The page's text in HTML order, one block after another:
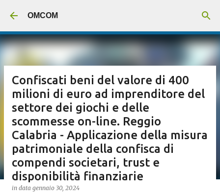
OMCOM
Confiscati beni del valore di 400
milioni di euro ad imprenditore del
settore dei giochi e delle
scommesse on-line. Reggio
Calabria - Applicazione della misura
patrimoniale della confisca di
compendi societari, trust e
disponibilità finanziarie
in data gennaio 30, 2024